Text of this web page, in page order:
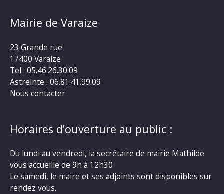
Mairie de Varaize
23 Grande rue
17400 Varaize
Tel : 05.46.26.30.09
Astreinte : 06.81.41.99.09
Nous contacter
Horaires d’ouverture au public :
Du lundi au vendredi, la secrétaire de mairie Mathilde
vous accueille de 9h à 12h30
Le samedi, le maire et ses adjoints sont disponibles sur
rendez vous.